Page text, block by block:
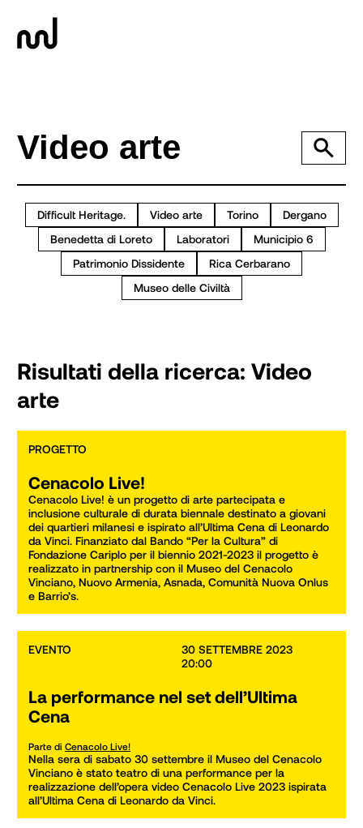
Difficult Heritage. Video arte Torino
Dergano
Benedetta di Loreto
Laboratori
Municipio 6
Patrimonio Dissidente
Rica Cerbarano
Museo delle Civiltà
Risultati della ricerca: Video
arte
PROGETTO
Cenacolo Live!
Cenacolo Live! è un progetto di arte partecipata e
inclusione culturale di durata biennale destinato a giovani
dei quartieri milanesi e ispirato all’Ultima Cena di Leonardo
da Vinci. Finanziato dal Bando “Per la Cultura” di
Fondazione Cariplo per il biennio 2021-2023 il progetto è
realizzato in partnership con il Museo del Cenacolo
Vinciano, Nuovo Armenia, Asnada, Comunità Nuova Onlus
e Barrio’s.
EVENTO
30 SETTEMBRE 2023
20:00
La performance nel set dell’Ultima
Cena
Parte di Cenacolo Live!
Nella sera di sabato 30 settembre il Museo del Cenacolo
Vinciano è stato teatro di una performance per la
realizzazione dell’opera video Cenacolo Live 2023 ispirata
all’Ultima Cena di Leonardo da Vinci.